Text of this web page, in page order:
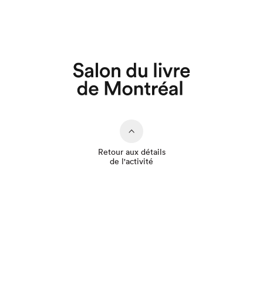
Que cherchez-vous?
Retour aux détails
de l'activité